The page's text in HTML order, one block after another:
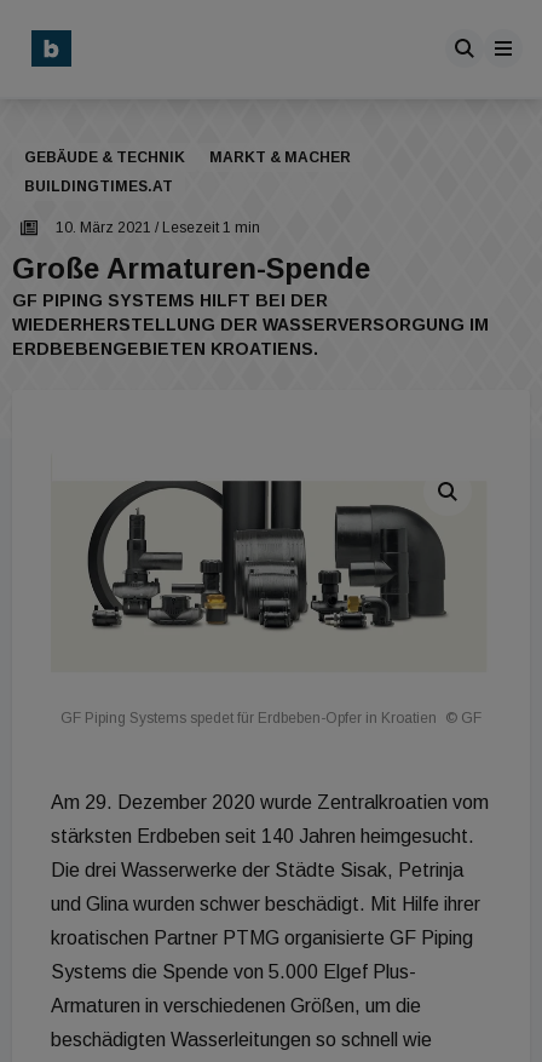
GEBÄUDE & TECHNIK
MARKT & MACHER
BUILDINGTIMES.AT
10. März 2021 / Lesezeit 1 min
Große Armaturen-Spende
GF PIPING SYSTEMS HILFT BEI DER
WIEDERHERSTELLUNG DER WASSERVERSORGUNG IM
ERDBEBENGEBIETEN KROATIENS.
GF Piping Systems spedet für Erdbeben-Opfer in Kroatien © GF
Am 29. Dezember 2020 wurde Zentralkroatien vom
stärksten Erdbeben seit 140 Jahren heimgesucht.
Die drei Wasserwerke der Städte Sisak, Petrinja
und Glina wurden schwer beschädigt. Mit Hilfe ihrer
kroatischen Partner PTMG organisierte GF Piping
Systems die Spende von 5.000 Elgef Plus-
Armaturen in verschiedenen Größen, um die
beschädigten Wasserleitungen so schnell wie